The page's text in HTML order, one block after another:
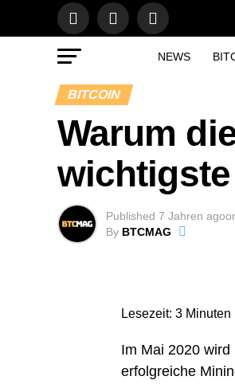
NEWS
BITCOIN
Warum
Published 7 Jahren ago
By BTCMAG
Lesezeit: 3 Minuten
Im Mai 2020
erfolgreiche